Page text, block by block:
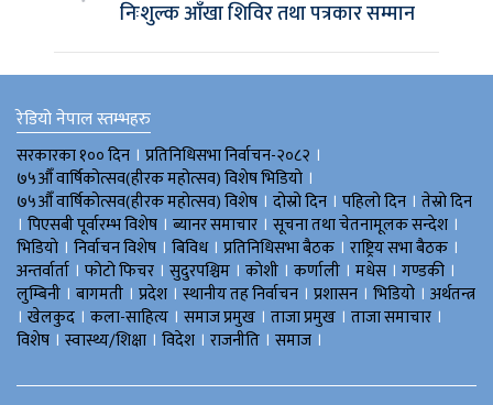
निःशुल्क आँखा शिविर तथा पत्रकार सम्मान
रेडियो नेपाल स्तम्भहरु
सरकारका १०० दिन । प्रतिनिधिसभा निर्वाचन-२०८२ ।
७५औँ वार्षिकोत्सव(हीरक महोत्सव) विशेष भिडियाे ।
७५औँ वार्षिकोत्सव(हीरक महोत्सव) विशेष । दोस्रो दिन । पहिलो दिन । तेस्रो दिन
। पिएसबी पूर्वारम्भ विशेष । ब्यानर समाचार । सूचना तथा चेतनामूलक सन्देश ।
भिडियाे । निर्वाचन विशेष । बिविध। प्रतिनिधिसभा बैठक । राष्ट्रिय सभा बैठक ।
अन्तर्वार्ता । फोटो फिचर । सुदुरपश्चिम । काेशी । कर्णाली । मधेस । गण्डकी ।
लुम्बिनी । बागमती । प्रदेश । स्थानीय तह निर्वाचन । प्रशासन । भिडियो । अर्थतन्त्र
। खेलकुद । कला-साहित्य । समाज प्रमुख । ताजा प्रमुख । ताजा समाचार ।
विशेष । स्वास्थ्य/शिक्षा । विदेश । राजनीति । समाज ।